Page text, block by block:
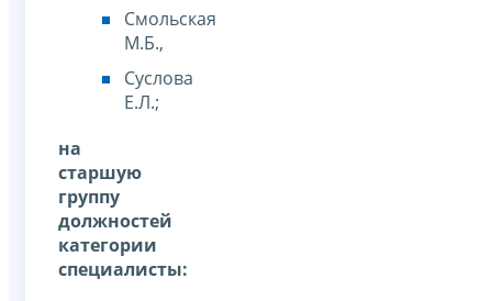
Смольская
М.Б.,
Суслова
Е.Л.;
на
старшую
группу
должностей
категории
специалисты: